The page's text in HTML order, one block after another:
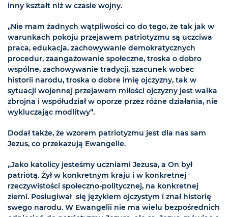
inny kształt niż w czasie wojny.
„Nie mam żadnych wątpliwości co do tego, że tak jak w
warunkach pokoju przejawem patriotyzmu są uczciwa
praca, edukacja, zachowywanie demokratycznych
procedur, zaangażowanie społeczne, troska o dobro
wspólne, zachowywanie tradycji, szacunek wobec
historii narodu, troska o dobre imię ojczyzny, tak w
sytuacji wojennej przejawem miłości ojczyzny jest walka
zbrojna i współudział w oporze przez różne działania, nie
wykluczając modlitwy”.
Dodał także, że wzorem patriotyzmu jest dla nas sam
Jezus, co przekazują Ewangelie.
„Jako katolicy jesteśmy uczniami Jezusa, a On był
patriotą. Żył w konkretnym kraju i w konkretnej
rzeczywistości społeczno-politycznej, na konkretnej
ziemi. Posługiwał się językiem ojczystym i znał historię
swego narodu. W Ewangelii nie ma wielu bezpośrednich